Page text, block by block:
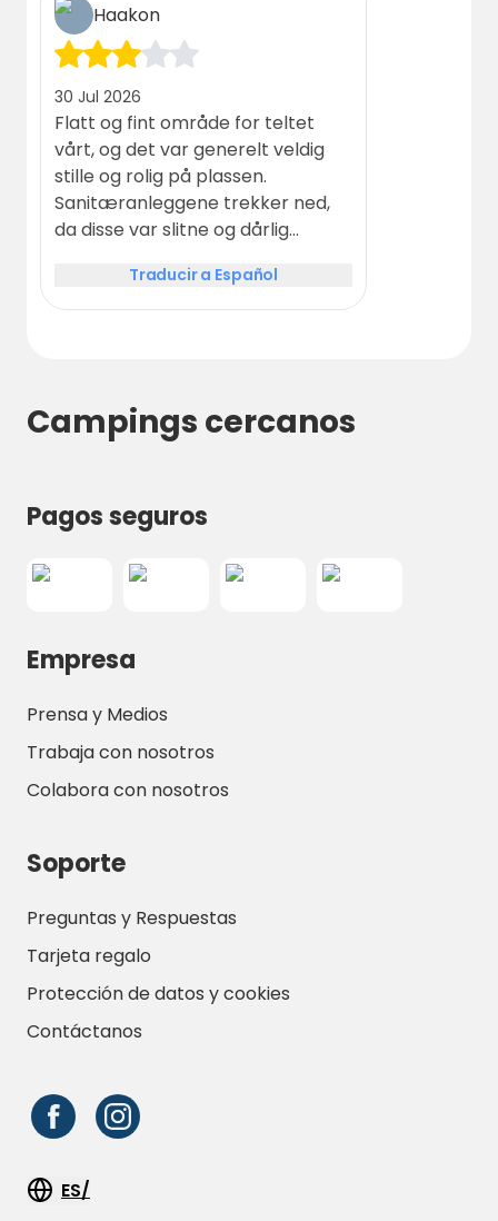
Haakon
30 Jul 2026
Flatt og fint område for teltet
vårt, og det var generelt veldig
stille og rolig på plassen.
Sanitæranleggene trekker ned,
da disse var slitne og dårlig
natt eller to, men en viss
oppgradering anbefales.
Traducir a Español
Campings cercanos
Pagos seguros
Empresa
Prensa y Medios
Trabaja con nosotros
Colabora con nosotros
Soporte
Preguntas y Respuestas
Tarjeta regalo
Protección de datos y cookies
Contáctanos
ES/